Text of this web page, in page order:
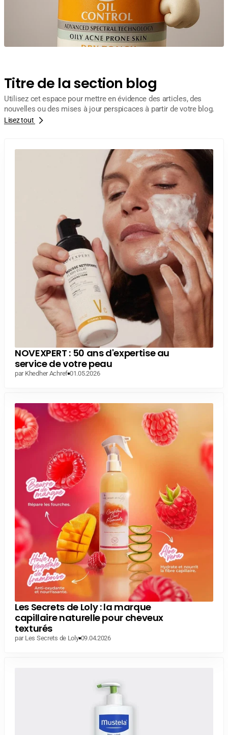
Titre de la section blog
Utilisez cet espace pour mettre en évidence des articles, des
nouvelles ou des mises à jour perspicaces à partir de votre blog.
Lisez tout
NOVEXPERT : 50 ans d'expertise au
service de votre peau
par Khedher Achref 01.05.2026
Les Secrets de Loly : la marque
capillaire naturelle pour cheveux
texturés
par Les Secrets de Loly 09.04.2026